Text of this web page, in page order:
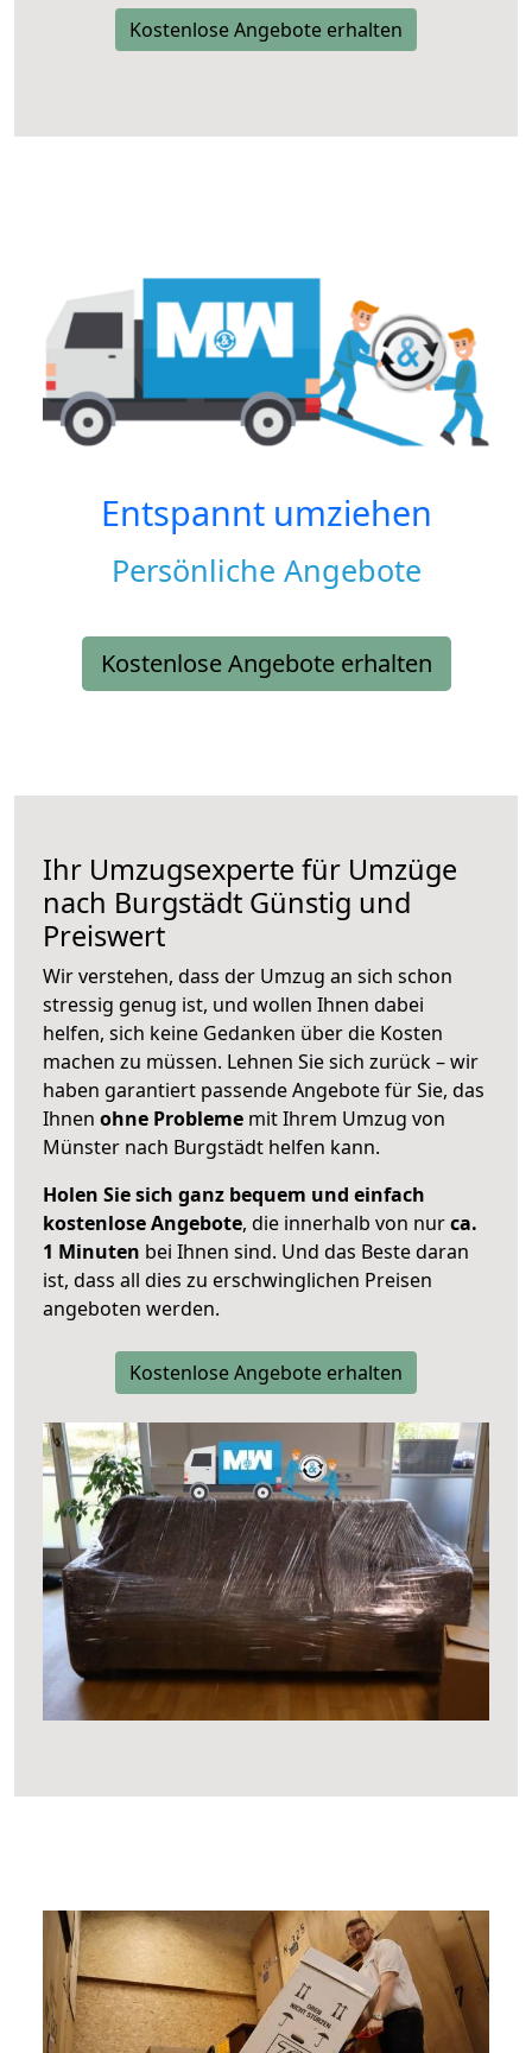
Kostenlose Angebote erhalten
Entspannt umziehen
Persönliche Angebote
Kostenlose Angebote erhalten
Ihr Umzugsexperte für Umzüge
nach Burgstädt Günstig und
Preiswert
Wir verstehen, dass der Umzug an sich schon
stressig genug ist, und wollen Ihnen dabei
helfen, sich keine Gedanken über die Kosten
machen zu müssen. Lehnen Sie sich zurück – wir
haben garantiert passende Angebote für Sie, das
Ihnen ohne Probleme mit Ihrem Umzug von
Münster nach Burgstädt helfen kann.
Holen Sie sich ganz bequem und einfach
kostenlose Angebote, die innerhalb von nurca.
1 Minuten bei Ihnen sind. Und das Beste daran
ist, dass all dies zu erschwinglichen Preisen
angeboten werden.
Kostenlose Angebote erhalten